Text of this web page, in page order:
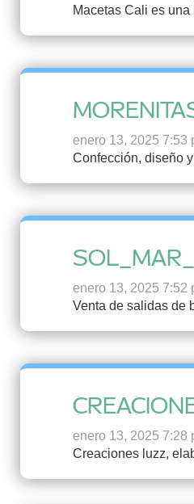
Macetas Cali es
enero 13, 2025 7:53
Confección, diseño
enero 13, 2025 7:52
Venta de salidas de
enero 13, 2025 7:28
Creaciones luzz,